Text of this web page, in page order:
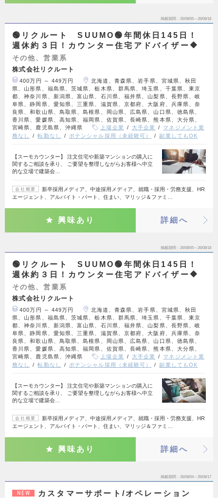
掲載期間 26/08/05～26/08/18
🟢リクルート SUUMO🟢年間休日145日！
週休約３日！カウンター住宅アドバイザー🔶
その他、営業系
株式会社リクルート
400万円 ～ 449万円
北海道、青森県、岩手県、宮城県、秋田
県、山形県、福島県、茨城県、栃木県、群馬県、埼玉県、千葉県、東京
都、神奈川県、新潟県、富山県、石川県、福井県、山梨県、長野県、岐
阜県、静岡県、愛知県、三重県、滋賀県、京都府、大阪府、兵庫県、奈
良県、和歌山県、鳥取県、島根県、岡山県、広島県、山口県、徳島県、
香川県、愛媛県、高知県、福岡県、佐賀県、長崎県、熊本県、大分県、
宮崎県、鹿児島県、沖縄県
上場企業 大手企業
マネジメント業
務なし
転勤なし ポテンシャル採用（未経験可） 副業してもOK
【スーモカウンター】 注文住宅や新築マンションの購入に
関するご相談を承り、 ご要望を整理しながらお客様へ中立
的な立場で建築会…
会社概要
新卒採用メディア、中途採用メディア、就職・採用・労務支援、HR
エージェント、アルバイト・パート、住まい、マリッジ＆ファミ…
興味あり 詳細へ
掲載期間 26/08/05～26/08/18
🟢リクルート SUUMO🟢年間休日145日！
週休約３日！カウンター住宅アドバイザー🔶
その他、営業系
株式会社リクルート
400万円 ～ 449万円
北海道、青森県、岩手県、宮城県、秋田
県、山形県、福島県、茨城県、栃木県、群馬県、埼玉県、千葉県、東京
都、神奈川県、新潟県、富山県、石川県、福井県、山梨県、長野県、岐
阜県、静岡県、愛知県、三重県、滋賀県、京都府、大阪府、兵庫県、奈
良県、和歌山県、鳥取県、島根県、岡山県、広島県、山口県、徳島県、
香川県、愛媛県、高知県、福岡県、佐賀県、長崎県、熊本県、大分県、
宮崎県、鹿児島県、沖縄県
上場企業 大手企業
マネジメント業
務なし
転勤なし ポテンシャル採用（未経験可） 副業してもOK
【スーモカウンター】 注文住宅や新築マンションの購入に
関するご相談を承り、 ご要望を整理しながらお客様へ中立
的な立場で建築会…
会社概要
新卒採用メディア、中途採用メディア、就職・採用・労務支援、HR
エージェント、アルバイト・パート、住まい、マリッジ＆ファミ…
興味あり 詳細へ
掲載期間 26/08/04～26/08/17
NEW
カスタマーサポート/オペレーション